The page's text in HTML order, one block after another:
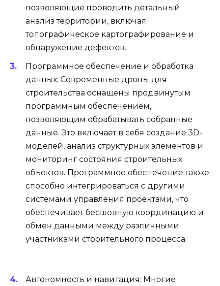
позволяющие проводить детальный
анализ территории, включая
топографическое картографирование и
обнаружение дефектов.
Программное обеспечение и обработка
данных: Современные дроны для
строительства оснащены продвинутым
программным обеспечением,
позволяющим обрабатывать собранные
данные. Это включает в себя создание 3D-
моделей, анализ структурных элементов и
мониторинг состояния строительных
объектов. Программное обеспечение также
способно интегрироваться с другими
системами управления проектами, что
обеспечивает бесшовную координацию и
обмен данными между различными
участниками строительного процесса.
Автономность и навигация: Многие